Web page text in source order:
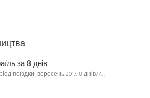
за 8 днів
поїздки: вересень 2017, 8 днів/7…